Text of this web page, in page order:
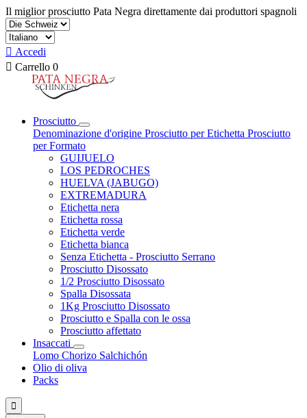
Il miglior prosciutto Pata Negra direttamente dai produttori spagnoli
 Accedi
 Carrello 0
Prosciutto
Denominazione d'origine Prosciutto per Etichetta Prosciutto
per Formato
GUIJUELO
LOS PEDROCHES
HUELVA (JABUGO)
EXTREMADURA
Etichetta nera
Etichetta rossa
Etichetta verde
Etichetta bianca
Senza Etichetta - Prosciutto Serrano
Prosciutto Disossato
1/2 Prosciutto Disossato
Spalla Disossata
1Kg Prosciutto Disossato
Prosciutto e Spalla con le ossa
Prosciutto affettato
Insaccati
Lomo Chorizo Salchichón
Olio di oliva
Packs
